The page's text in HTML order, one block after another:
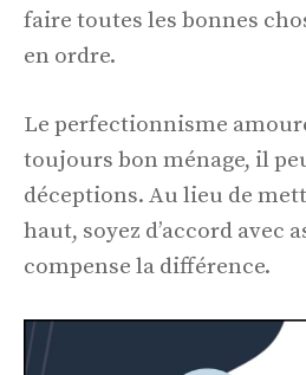
faire toutes les bonnes
en ordre.
Le perfectionnisme
toujours bon ménage, il
déceptions. Au lieu de
haut, soyez d’accord avec
compense la différence.